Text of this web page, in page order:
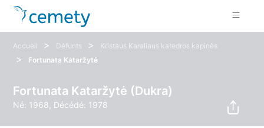
Accueil > Défunts > Kristaus Karaliaus katedros kapinės
> Fortunata Kataržytė
Fortunata Kataržytė (Dukra)
Né: 1968, Décédé: 1978